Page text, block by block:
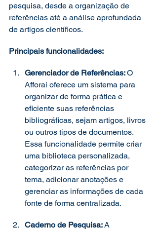
pesquisa, desde a organização de
referências até a análise aprofundada
de artigos científicos.
Principais funcionalidades:
Gerenciador de Referências: O
Afforai oferece um sistema para
organizar de forma prática e
eficiente suas referências
bibliográficas, sejam artigos, livros
ou outros tipos de documentos.
Essa funcionalidade permite criar
uma biblioteca personalizada,
categorizar as referências por
tema, adicionar anotações e
gerenciar as informações de cada
fonte de forma centralizada.
Caderno de Pesquisa: A